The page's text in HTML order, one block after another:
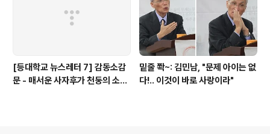
[등대학교 뉴스레터 7] 감동소감
문 - 매서운 사자후가 천둥의 소리
밑줄 쫙~: 김민남, "문제 아이는 없
다!.. 이것이 바로 사랑이라"